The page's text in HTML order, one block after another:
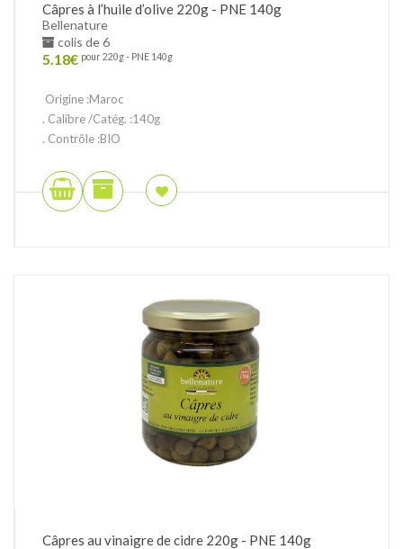
Câpres à l’huile d’olive 220g - PNE 140g
Bellenature
colis de 6
5.18€ pour 220g - PNE 140g
Origine :Maroc
. Calibre /Catég. :140g
. Contrôle :BIO
Câpres au vinaigre de cidre 220g - PNE 140g